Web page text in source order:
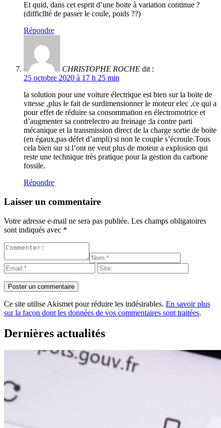
Et quid, dans cet esprit d’une boite à variation continue ?
(difficllté de passer le coule, poids ??)
Répondre
CHRISTOPHE ROCHE dit :
25 octobre 2020 à 17 h 25 min
la solution pour une voiture électrique est bien sur la boite de
vitesse ,plus le fait de surdimensionner le moteur elec ,ce qui a
pour effet de réduire sa consommation en électromotrice et
d’augmenter sa contrelectro au freinage ;la contre parti
mécanique et la transmission direct de la charge sortie de boite
(en égaux,pas défet d’ampli) si non le couple s’écroule.Tous
cela bien sur si l’ont ne veut plus de moteur a explosion qui
reste une technique très pratique pour la gestion du carbone
fossile.
Répondre
Laisser un commentaire
Votre adresse e-mail ne sera pas publiée. Les champs obligatoires
sont indiqués avec *
Ce site utilise Akismet pour réduire les indésirables. En savoir plus
sur la façon dont les données de vos commentaires sont traitées.
Dernières actualités